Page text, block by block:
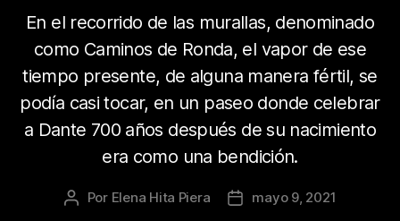
En el recorrido de las murallas, denominado
como Caminos de Ronda, el vapor de ese
tiempo presente, de alguna manera fértil, se
podía casi tocar, en un paseo donde celebrar
a Dante 700 años después de su nacimiento
era como una bendición.
Autor
Por Elena Hita Piera
Fechamayo 9, 2021